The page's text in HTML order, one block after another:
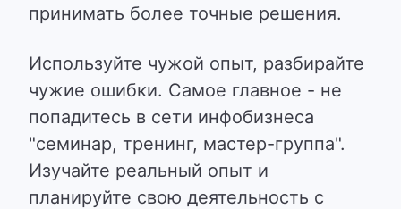
принимать более точные решения.
Используйте чужой опыт, разбирайте
чужие ошибки. Самое главное - не
попадитесь в сети инфобизнеса
"семинар, тренинг, мастер-группа".
Изучайте реальный опыт и
планируйте свою деятельность с